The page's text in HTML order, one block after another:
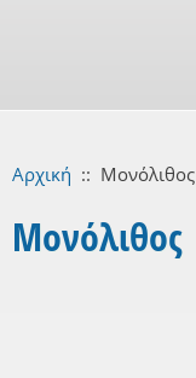
Αρχική :: Μονόλιθος
Μονόλιθος